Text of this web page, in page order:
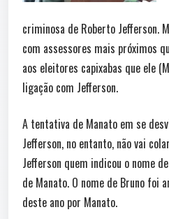
criminosa de Roberto Jefferson.
com assessores mais próximos
aos eleitores capixabas que ele
ligação com Jefferson.
A tentativa de Manato em se
Jefferson, no entanto, não vai
Jefferson quem indicou o nome
de Manato. O nome de Bruno foi
deste ano por Manato.